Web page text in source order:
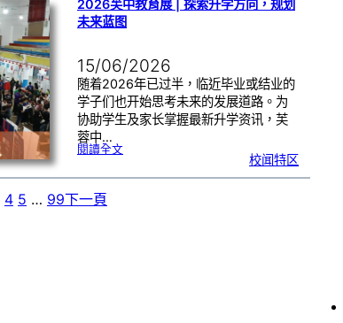
芙
中
｜
3
1
师
与
我
校
各
科
主
任
交
流
2026芙中教育展 | 探索升学方向，规划
未来蓝图
15/06/2026
随着2026年已过半，临近毕业或结业的
学子们也开始思考未来的发展道路。为
协助学生及家长掌握最新升学资讯，芙
蓉中…
閱讀全文:2
芙
校闻特区
4 5 … 99下一頁